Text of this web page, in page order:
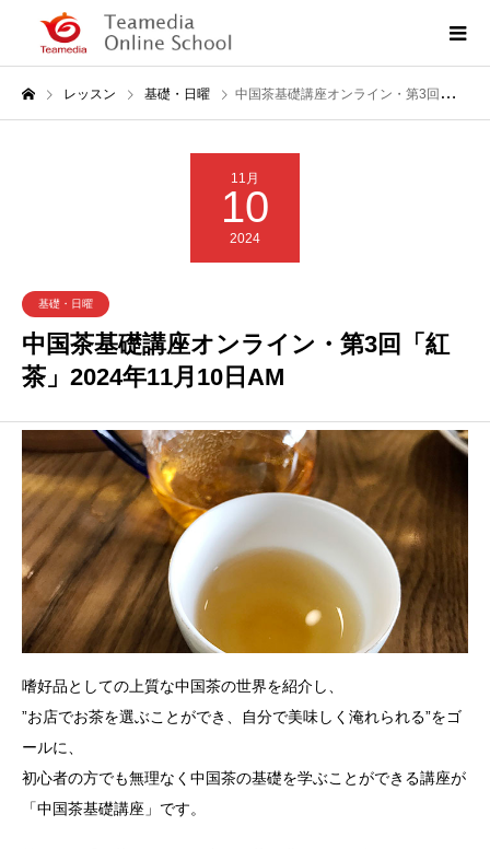
レッスン 基礎・日曜 中国茶基礎講座オンライン・第3回「紅茶」2024年11月10日AM
11月
10
2024
基礎・日曜
中国茶基礎講座オンライン・第3回「紅
茶」2024年11月10日AM
嗜好品としての上質な中国茶の世界を紹介し、
”お店でお茶を選ぶことができ、自分で美味しく淹れられる”をゴ
ールに、
初心者の方でも無理なく中国茶の基礎を学ぶことができる講座が
「中国茶基礎講座」です。